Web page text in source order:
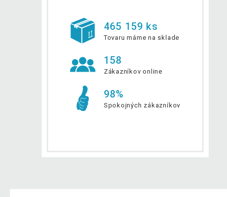
465 159 ks
Tovaru máme na sklade
158
Zákazníkov online
98%
Spokojných zákazníkov